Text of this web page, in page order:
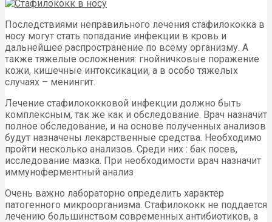
Последствиями неправильного лечения стафилококка в
носу могут стать попадание инфекции в кровь и
дальнейшее распространение по всему организму. А
также тяжелые осложнения: гнойничковые поражение
кожи, кишечные интоксикации, а в особо тяжелых
случаях – менингит.
Лечение стафилококковой инфекции должно быть
комплексным, так же как и обследование. Врач назначит
полное обследование, и на основе полученных анализов
будут назначены лекарственные средства. Необходимо
пройти несколько анализов. Среди них : бак посев,
исследование мазка. При необходимости врач назначит
иммуноферментный анализ
Очень важно лабораторно определить характер
патогенного микроорганизма. Стафилококк не поддается
лечению большинством современных антибиотиков, а